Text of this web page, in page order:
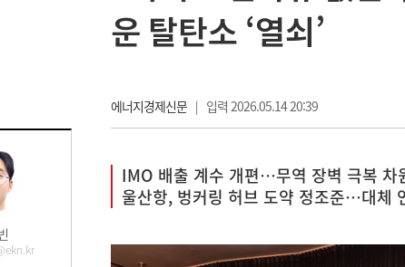
운 탈탄소 ‘열쇠’
에너지경제신문| 입력 2026.05.14 20:39
IMO 배출 계수 개편…무역 장벽 극복 차
울산항, 벙커링 허브 도약 정조준…대체